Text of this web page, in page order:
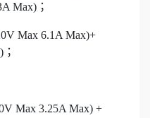
Max)；
Max 6.1A Max)+
Max 3.25A Max) +